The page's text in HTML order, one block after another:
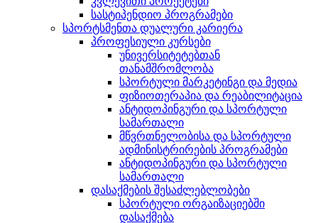
სასტიპენდიო პროგრამები
სპორტსმენთა დუალური კარიერა
პროფესიული კურსები
უნივერსიტეტებთან
თანამშრომლობა
სპორტული მარკეტინგი და მედია
ფიზიოთერაპია და რეაბილიტაცია
ანტიდოპინგური და სპორტული
სამართალი
მწვრთნელობისა და სპორტული
ადმინისტრირების პროგრამები
ანტიდოპინგური და სპორტული
სამართალი
დასაქმების შესაძლებლობები
სპორტული ორგაიზაციებში
დასაქმება